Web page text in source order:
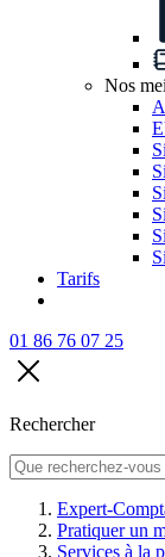
Nos
Tarifs
01 86 76 07 25
Rechercher
Expert-
Pratiquer un
Services à la